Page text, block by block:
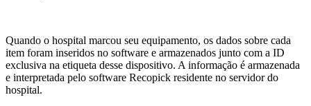
Quando o hospital marcou seu equipamento, os dados sobre cada
item foram inseridos no software e armazenados junto com a ID
exclusiva na etiqueta desse dispositivo. A informação é armazenada
e interpretada pelo software Recopick residente no servidor do
hospital.